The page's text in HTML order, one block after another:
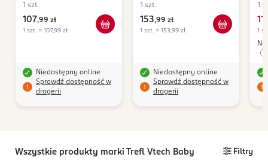
1 szt.
107,99 zł
1 szt. = 107,99 zł
Niedostępny online
Sprawdź dostępność w
drogerii
Rajdowca, 12-36m
1 szt.
153,99 zł
1 szt. = 153,99 zł
Niedostępny online
Sprawdź dostępność w
drogerii
1
1
Wszystkie produkty marki Trefl Vtech Baby Filtry